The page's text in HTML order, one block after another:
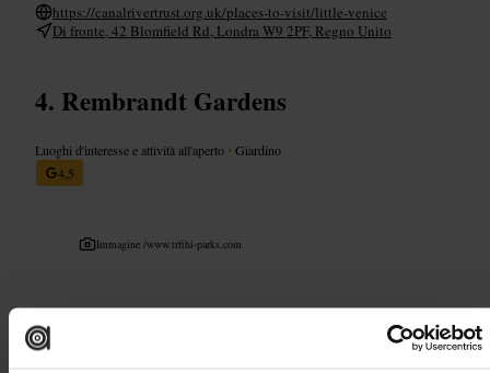
https://canalrivertrust.org.uk/places-to-visit/little-venice
Di fronte, 42 Blomfield Rd, Londra W9 2PF, Regno Unito
Rembrandt Gardens
Luoghi d'interesse e attività all'aperto •Giardino
4,5
Immagine /www.trfihi-parks.com
“Pausa sul canale: un giardino tranquillo a
Little Venice